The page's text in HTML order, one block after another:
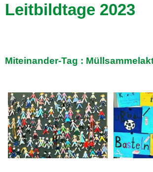
Leitbildtage 2023
Miteinander-Tag :